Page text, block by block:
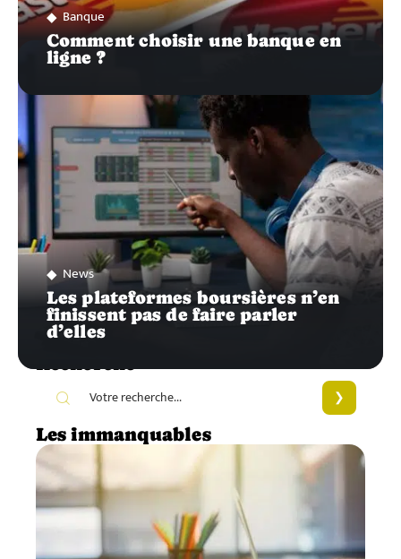
Banque
Comment choisir une banque en
ligne ?
News
Les plateformes boursières n’en
finissent pas de faire parler
d’elles
Recherche
Les immanquables